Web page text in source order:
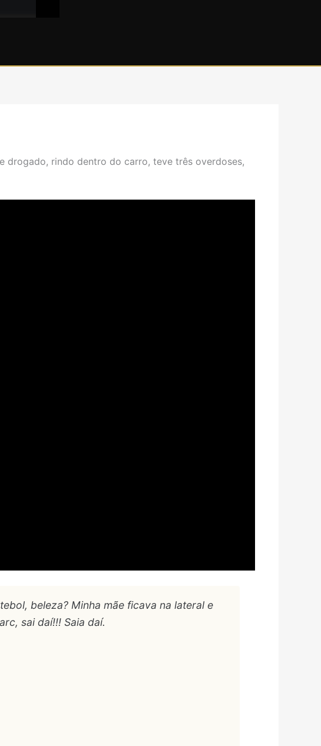
drogado, rindo dentro do carro, teve três overdoses,
beleza? Minha mãe ficava na lateral e
sai daí!!! Saia daí.